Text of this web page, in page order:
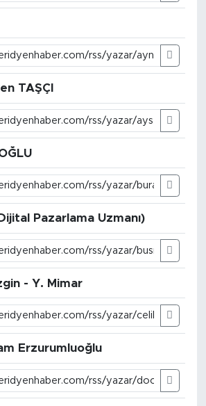
TAŞÇI
Pazarlama Uzmanı)
- Y. Mimar
Erzurumluoğlu